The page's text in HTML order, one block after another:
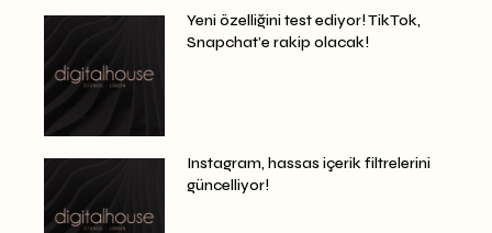
Yeni özelliğini test ediyor! TikTok,
Snapchat’e rakip olacak!
Instagram, hassas içerik filtrelerini
güncelliyor!